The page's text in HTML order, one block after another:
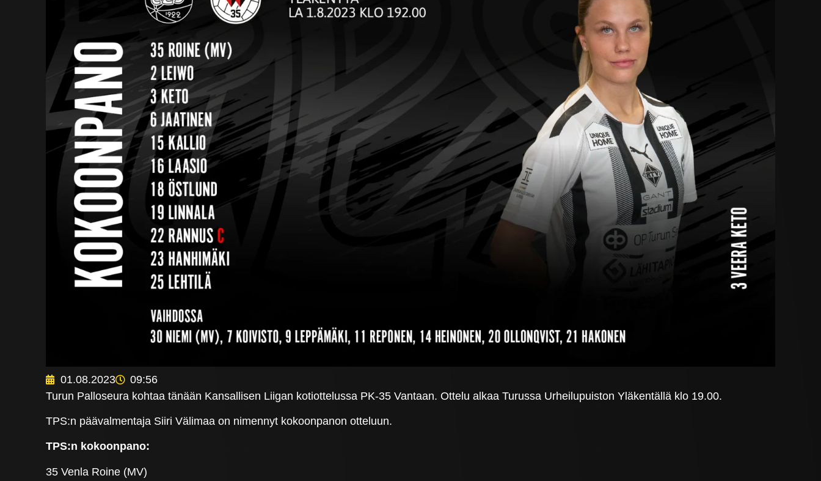
01.08.2023
09:56
Turun Palloseura kohtaa tänään Kansallisen Liigan kotiottelussa PK-35 Vantaan. Ottelu alkaa Turussa Urheilupuiston Yläkentällä klo 19.00.
TPS:n päävalmentaja Siiri Välimaa on nimennyt kokoonpanon otteluun.
TPS:n kokoonpano:
35 Venla Roine (MV)